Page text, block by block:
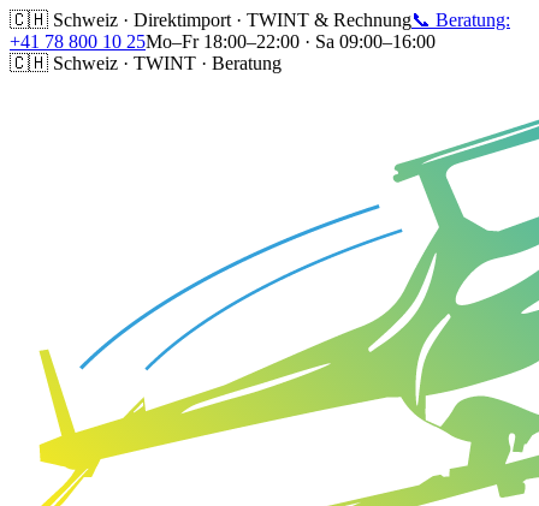
🇨🇭 Schweiz · Direktimport · TWINT & Rechnung📞 Beratung:
+41 78 800 10 25Mo–Fr 18:00–22:00 · Sa 09:00–16:00
🇨🇭 Schweiz · TWINT · Beratung